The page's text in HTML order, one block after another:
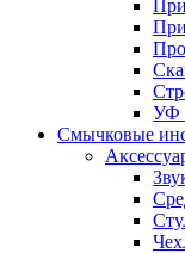
УФ
Смычковые